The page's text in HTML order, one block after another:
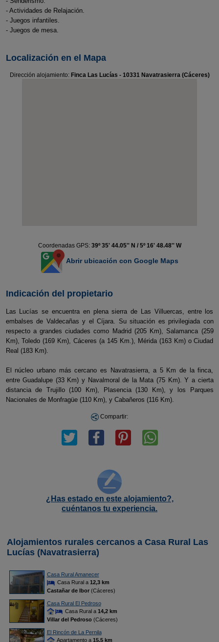
- Actividades de Relajación.
- Juegos infantiles.
- Juegos de mesa.
Localización en el Mapa
Dirección alojamiento: Finca Las Lucías - 10331 Navatrasierra (Cáceres)
Coordenadas GPS: 39º 35' 44.05'' N / 5º 16' 48.48'' W
Abrir ubicación con Google Maps
Indicación del propietario
Las Lucías se encuentra en plena sierra de Las Villuercas, entre los
embalses de Valdecañas y el Cíjara. Su situación es privilegiada con
respecto a grandes ciudades como Madrid (205 Km), Salamanca (259
Km), Toledo (169 Km), Cáceres (a 145 Km.), Mérida (163 Km) o Ciudad
Real (183 Km).
El núcleo urbano más cercano es Navatrasierra, a 5 Km de la finca,
entre Guadalupe (33 Km) y Navalmoral de la Mata (75 Km). Y a cierta
distancia de Trujillo (100 Km), Plasencia (130 Km), y los Parques
Nacionales de Monfragüe (110 Km), y Cabañeros (116 Km).
Compartir:
¿Has estado en este alojamiento?,
cuéntanos tu experiencia.
Alojamientos rurales cercanos a Casa Rural Las
Lucías (Navatrasierra)
Casa Rural Amanecer
Casa Rural a 12,3 km
Castañar de Ibor(Cáceres)
Casa Rural El Pedroso
Casa Rural a 14,2 km
Villar del Pedroso(Cáceres)
El Rincón de La Pernila
Apartamento a 15,5 km